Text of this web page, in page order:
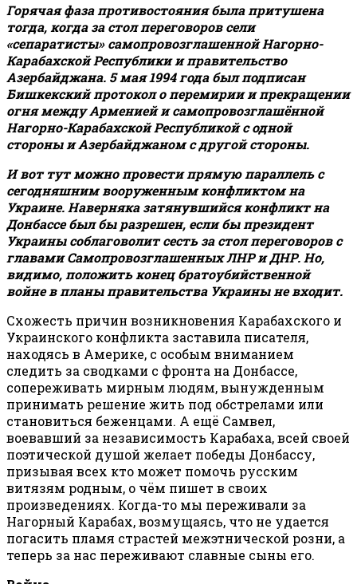
Горячая фаза противостояния была притушена
тогда, когда за стол переговоров сели
«сепаратисты» самопровозглашенной Нагорно-
Карабахской Республики и правительство
Азербайджана. 5 мая 1994 года был подписан
Бишкекский протокол о перемирии и прекращении
огня между Арменией и самопровозглашённой
Нагорно-Карабахской Республикой с одной
стороны и Азербайджаном с другой стороны.
И вот тут можно провести прямую параллель с
сегодняшним вооруженным конфликтом на
Украине. Наверняка затянувшийся конфликт на
Донбассе был бы разрешен, если бы президент
Украины соблаговолит сесть за стол переговоров с
главами Самопровозглашенных ЛНР и ДНР. Но,
видимо, положить конец братоубийственной
войне в планы правительства Украины не входит.
Схожесть причин возникновения Карабахского и
Украинского конфликта заставила писателя,
находясь в Америке, с особым вниманием
следить за сводками с фронта на Донбассе,
сопереживать мирным людям, вынужденным
принимать решение жить под обстрелами или
становиться беженцами. А ещё Самвел,
воевавший за независимость Карабаха, всей своей
поэтической душой желает победы Донбассу,
призывая всех кто может помочь русским
витязям родным, о чём пишет в своих
произведениях. Когда-то мы переживали за
Нагорный Карабах, возмущаясь, что не удается
погасить пламя страстей межэтнической розни, а
теперь за нас переживают славные сыны его.